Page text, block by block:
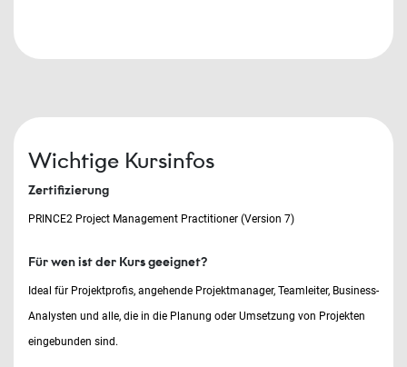
Wichtige Kursinfos
Zertifizierung
PRINCE2 Project Management Practitioner (Version 7)
Für wen ist der Kurs geeignet?
Ideal für Projektprofis, angehende Projektmanager, Teamleiter, Business-
Analysten und alle, die in die Planung oder Umsetzung von Projekten
eingebunden sind.